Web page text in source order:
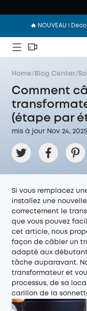
🔥 NOUVEAU !
Home/ Blog Center/
Comment
(étape par
mis à jour Nov 24,
Si vous remplacez
installez une
correctement le
que vous pouvez
cet article, nous
façon de câbler un
adapté aux
tâche auparavant.
transformateur et
processus, de sa
carillon de la